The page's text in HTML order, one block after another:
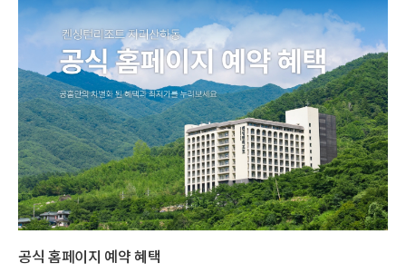
공식 홈페이지 예약 혜택